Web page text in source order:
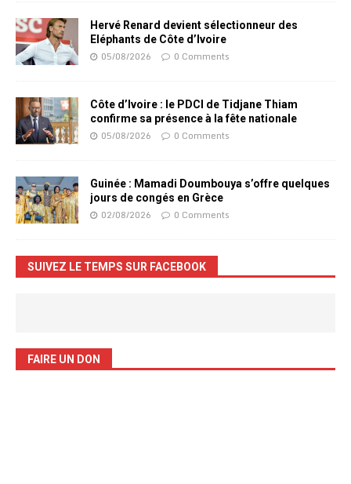
Hervé Renard devient sélectionneur des
Eléphants de Côte d’Ivoire
05/08/2026 0 Comments
Côte d’Ivoire : le PDCI de Tidjane Thiam
confirme sa présence à la fête nationale
05/08/2026 0 Comments
Guinée : Mamadi Doumbouya s’offre quelques
jours de congés en Grèce
02/08/2026 0 Comments
SUIVEZ LE TEMPS SUR FACEBOOK
FAIRE UN DON